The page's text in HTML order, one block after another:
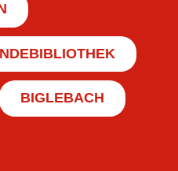
BIGLEBACH